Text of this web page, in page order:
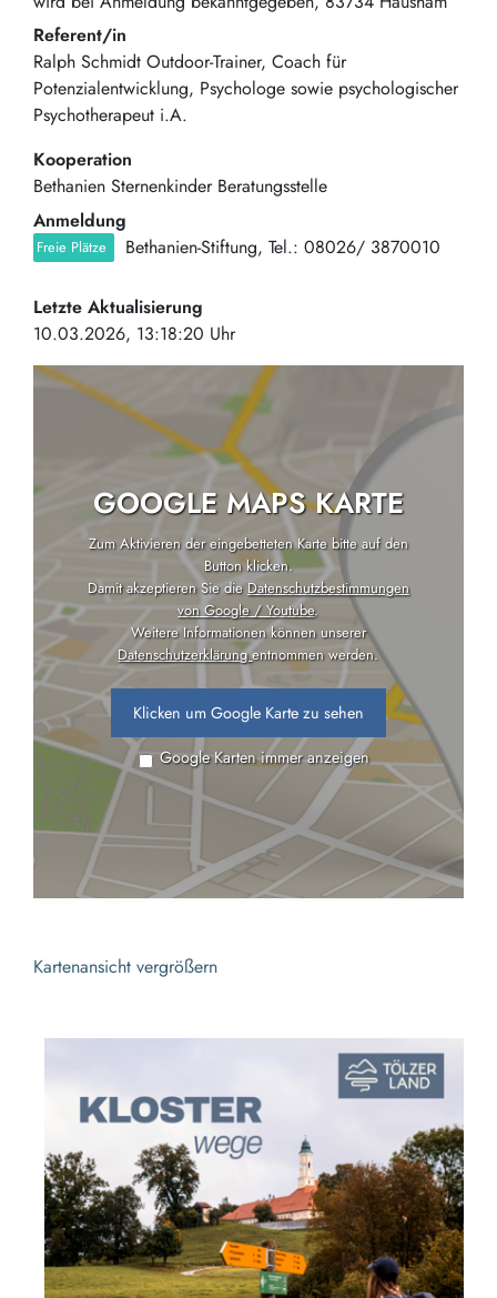
Referent/in
Ralph Schmidt Outdoor-Trainer, Coach für
Potenzialentwicklung, Psychologe sowie psychologischer
Psychotherapeut i.A.
Kooperation
Bethanien Sternenkinder Beratungsstelle
Anmeldung
Freie Plätze Bethanien-Stiftung, Tel.: 08026/ 3870010
Letzte Aktualisierung
10.03.2026, 13:18:20 Uhr
GOOGLE MAPS KARTE
Zum Aktivieren der eingebetteten Karte bitte auf den
Button klicken.
Damit akzeptieren Sie dieDatenschutzbestimmungen
von Google / Youtube.
Weitere Informationen können unserer
Datenschutzerklärungentnommen werden.
Klicken um Google Karte zu sehen
Google Karten immer anzeigen
Kartenansicht vergrößern